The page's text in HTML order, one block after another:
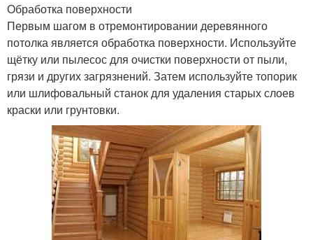
Обработка поверхности
Первым шагом в отремонтировании деревянного
потолка является обработка поверхности. Используйте
щётку или пылесос для очистки поверхности от пыли,
грязи и других загрязнений. Затем используйте топорик
или шлифовальный станок для удаления старых слоев
краски или грунтовки.